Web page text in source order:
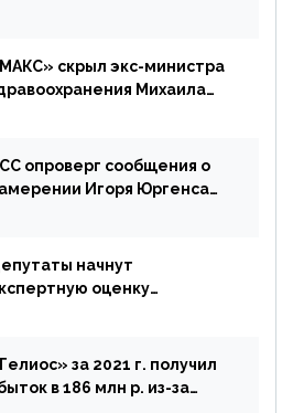
скрыл экс-министра
Михаила
опроверг сообщения о
Игоря Юргенса
начнут
оценку
за 2021 г. получил
в 186 млн р. из-за